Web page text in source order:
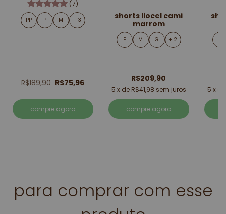
(7)
PP P M + 3
R$189,90 R$75,96
compre agora
shorts liocel cami
marrom
P M G + 2
R$209,90
5 x de R$41,98 sem juros
compre agora
5 x
para comprar com esse